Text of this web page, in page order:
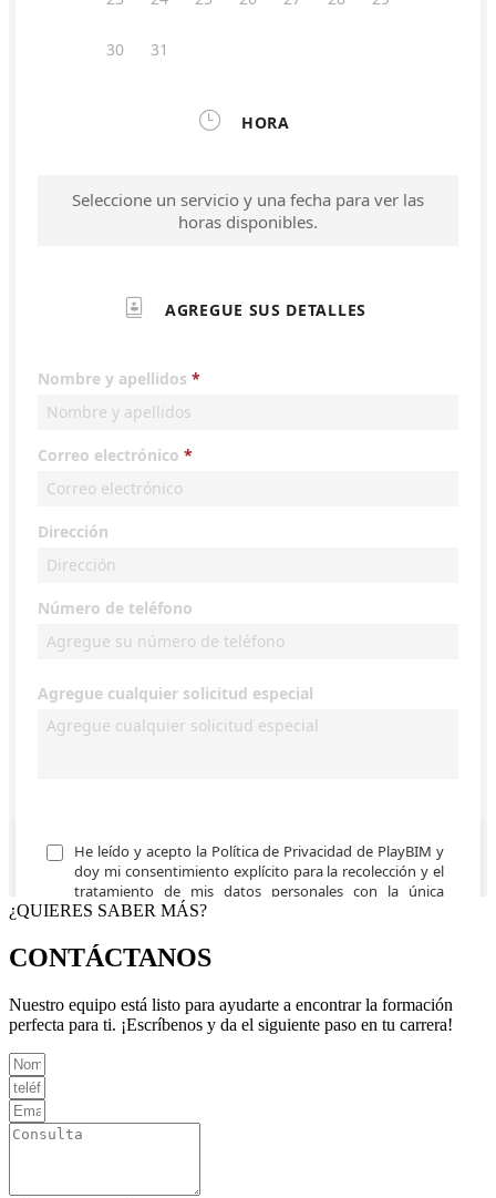
¿QUIERES SABER MÁS?
CONTÁCTANOS
Nuestro equipo está listo para ayudarte a encontrar la formación
perfecta para ti. ¡Escríbenos y da el siguiente paso en tu carrera!